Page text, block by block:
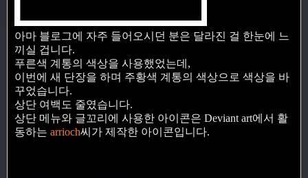
아마 블로그에 자주 들어오시던 분은 달라진 걸 한눈에 느
끼실 겁니다.
푸른색 계통의 색상을 사용했었는데,
이번에 새 단장을 하며 주황색 계통의 색상으로 색상을 바
꾸었습니다.
상단 여백도 줄였습니다.
상단 메뉴와 글꼬리에 사용한 아이콘은 Deviant art에서 활
동하는 arrioch씨가 제작한 아이콘입니다.